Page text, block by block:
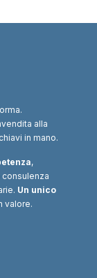
alla
in mano.
,
Un unico
valore.